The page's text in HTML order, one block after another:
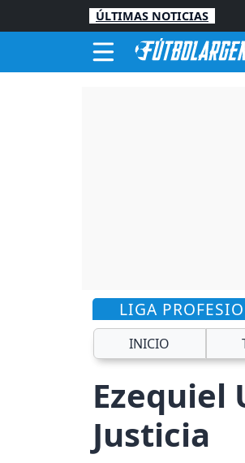
ÚLTIMAS NOTICIAS
LIGA
INICIO
Ezequiel
Justicia